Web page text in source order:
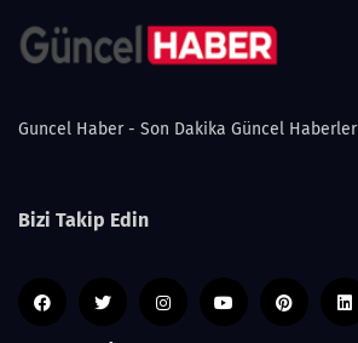
Guncel Haber - Son Dakika Güncel Haberler
Bizi Takip Edin